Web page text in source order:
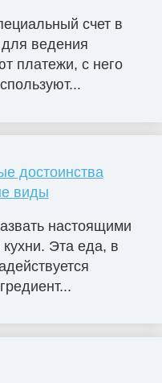
счет в
ведения
платежи, с него
достоинства
виды
настоящими
Эта еда, в